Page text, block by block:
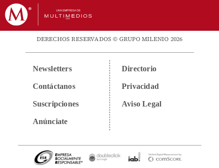
DERECHOS RESERVADOS © GRUPO MILENIO 2026
Newsletters
Contáctanos
Suscripciones
Anúnciate
Directorio
Privacidad
Aviso Legal